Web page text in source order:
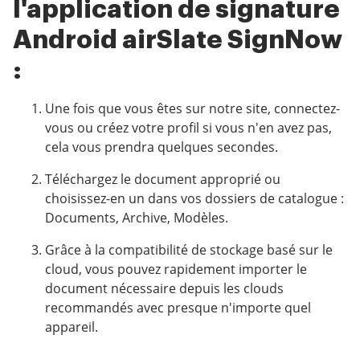
l'application de signature
Android airSlate SignNow
:
Une fois que vous êtes sur notre site, connectez-
vous ou créez votre profil si vous n'en avez pas,
cela vous prendra quelques secondes.
Téléchargez le document approprié ou
choisissez-en un dans vos dossiers de catalogue :
Documents, Archive, Modèles.
Grâce à la compatibilité de stockage basé sur le
cloud, vous pouvez rapidement importer le
document nécessaire depuis les clouds
recommandés avec presque n'importe quel
appareil.